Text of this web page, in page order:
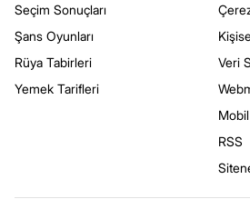
Seçim Sonuçları
Şans Oyunları
Rüya Tabirleri
Yemek Tarifleri
Veri
RSS